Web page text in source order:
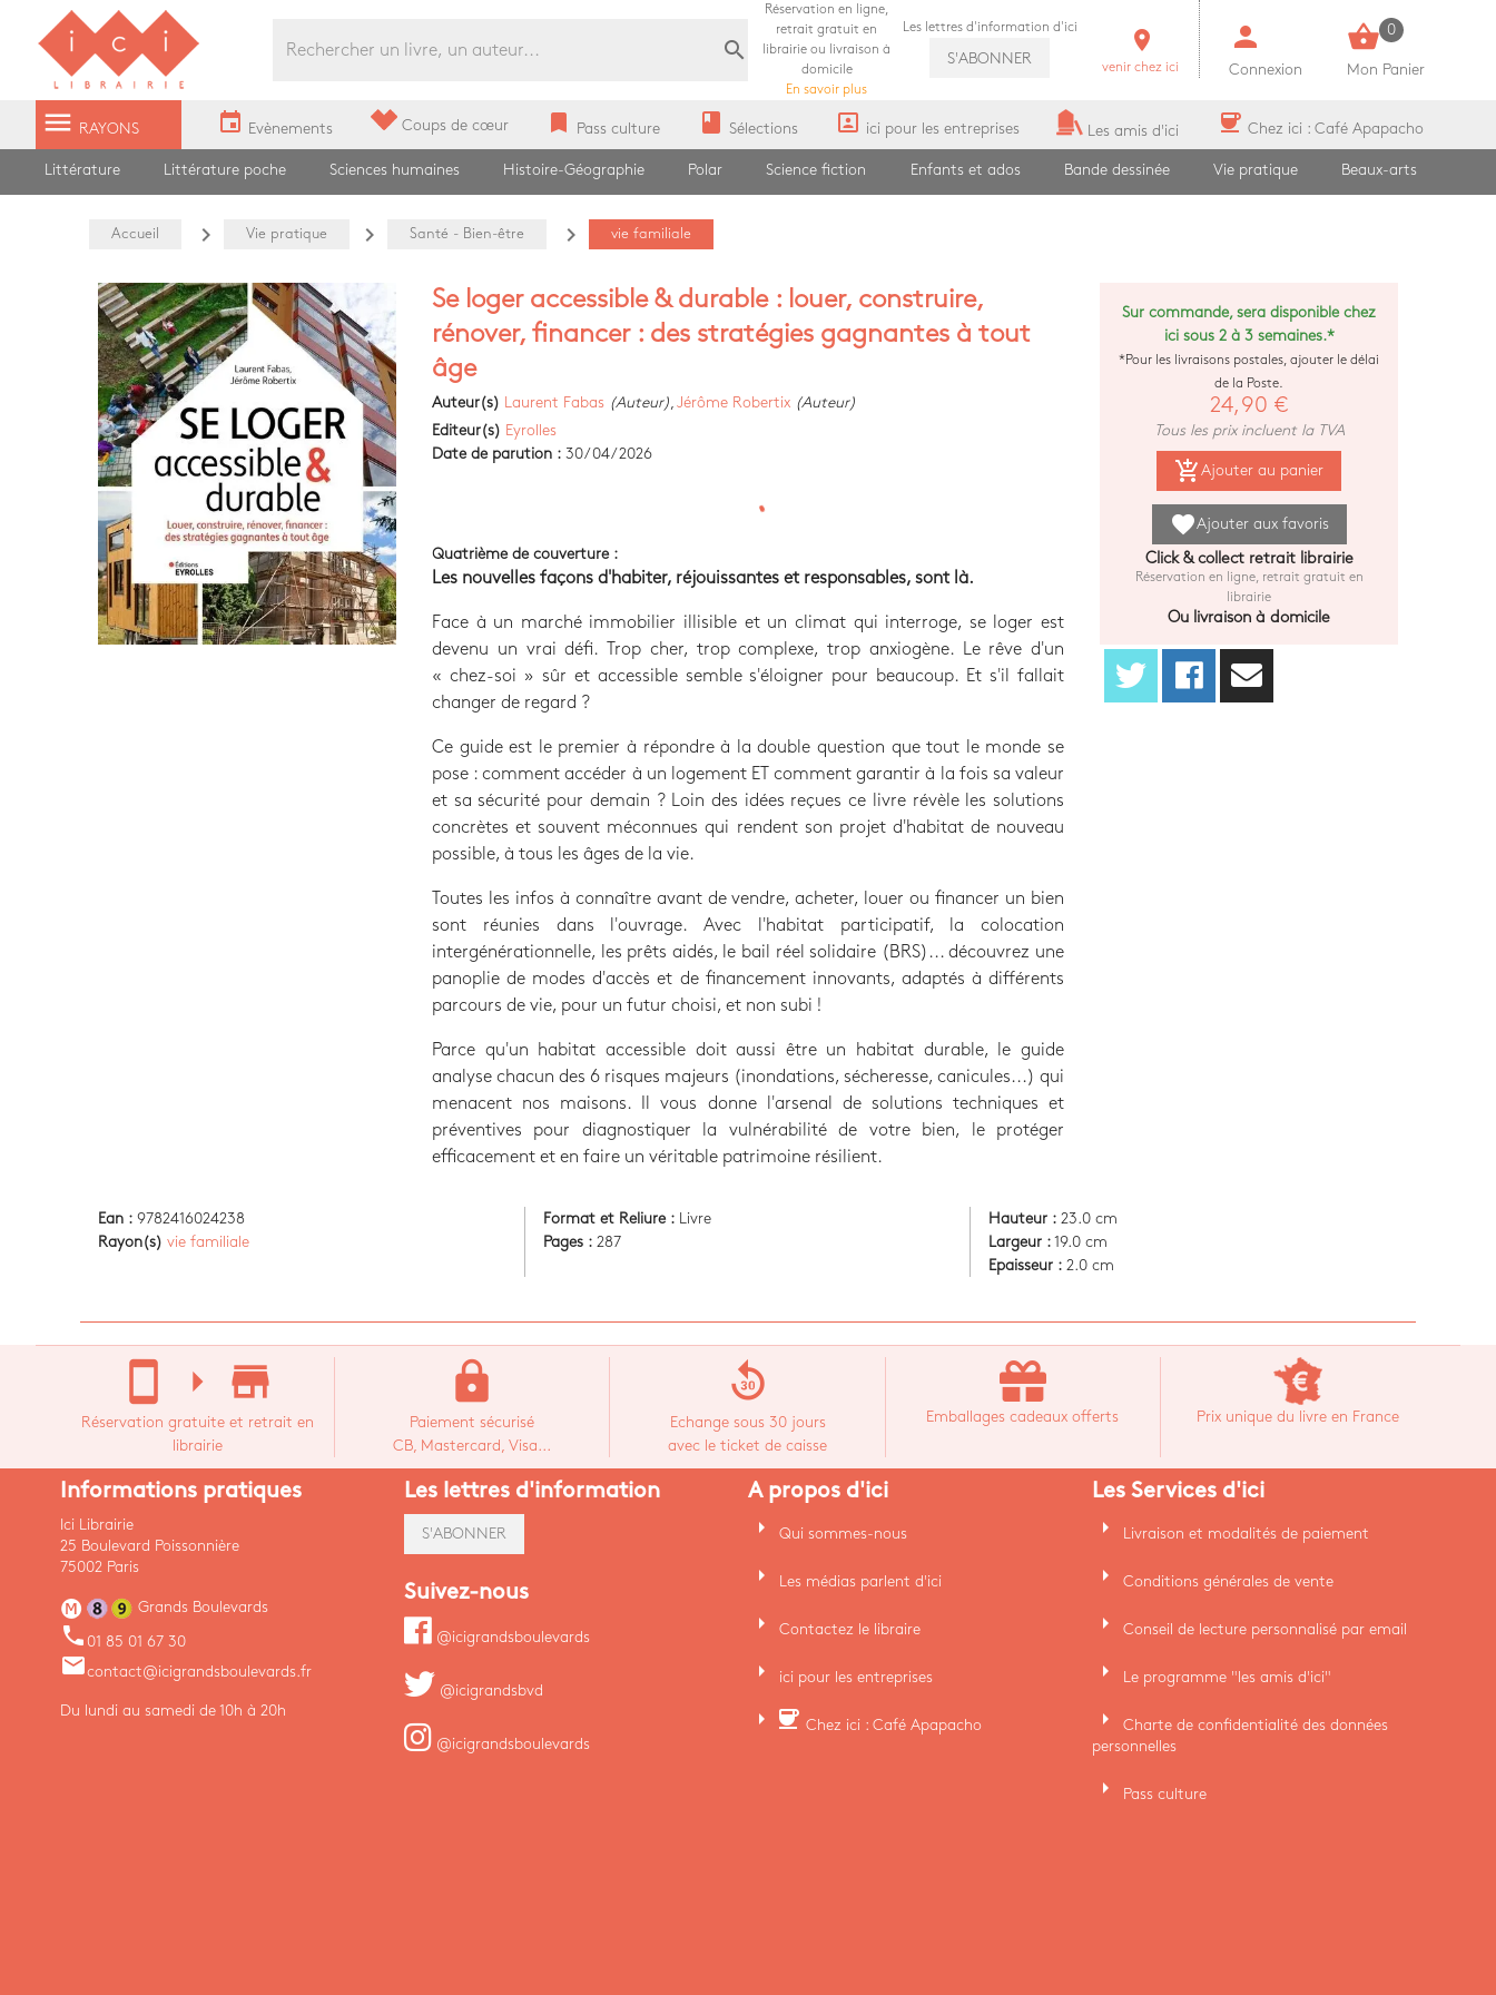
Librairie Ici Grands Boulevards
search
Réservation en ligne,
retrait gratuit en
librairie ou livraison à
domicile
En savoir plus
Les lettres d'information d'ici
S'ABONNER
room
venir chez ici
person
Connexion
shopping_basket 0
Mon Panier
menu RAYONS event Evènements Coups de cœur bookmark Pass culture book Sélections portrait ici pour les entreprises Les amis d'ici coffee Chez ici : Café Apapacho
Littérature Littérature poche Sciences humaines Histoire-Géographie Polar Science fiction Enfants et ados Bande dessinée Vie pratique Beaux-arts
Accueil navigate_next Vie pratique navigate_next Santé - Bien-être navigate_next vie familiale
Se loger accessible & durable : louer, construire,
rénover, financer : des stratégies gagnantes à tout
âge
Auteur(s) Laurent Fabas (Auteur) Jérôme Robertix (Auteur)
Editeur(s) Eyrolles
Date de parution : 30/04/2026
Quatrième de couverture :
Les nouvelles façons d'habiter, réjouissantes et responsables, sont là.
Face à un marché immobilier illisible et un climat qui interroge, se loger est
devenu un vrai défi. Trop cher, trop complexe, trop anxiogène. Le rêve d'un
« chez-soi » sûr et accessible semble s'éloigner pour beaucoup. Et s'il fallait
changer de regard ?
Ce guide est le premier à répondre à la double question que tout le monde se
pose : comment accéder à un logement ET comment garantir à la fois sa valeur
et sa sécurité pour demain ? Loin des idées reçues ce livre révèle les solutions
concrètes et souvent méconnues qui rendent son projet d'habitat de nouveau
possible, à tous les âges de la vie.
Toutes les infos à connaître avant de vendre, acheter, louer ou financer un bien
sont réunies dans l'ouvrage. Avec l'habitat participatif, la colocation
intergénérationnelle, les prêts aidés, le bail réel solidaire (BRS)... découvrez une
panoplie de modes d'accès et de financement innovants, adaptés à différents
parcours de vie, pour un futur choisi, et non subi !
Parce qu'un habitat accessible doit aussi être un habitat durable, le guide
analyse chacun des 6 risques majeurs (inondations, sécheresse, canicules...) qui
menacent nos maisons. Il vous donne l'arsenal de solutions techniques et
préventives pour diagnostiquer la vulnérabilité de votre bien, le protéger
efficacement et en faire un véritable patrimoine résilient.
Sur commande, sera disponible chez
ici sous 2 à 3 semaines.*
*Pour les livraisons postales, ajouter le délai
de la Poste.
24,90 €
Tous les prix incluent la TVA
add_shopping_cart Ajouter au panier
favoriteAjouter aux favoris
Click & collect retrait librairie
Réservation en ligne, retrait gratuit en
librairie
Ou livraison à domicile
Ean : 9782416024238
Rayon(s) vie familiale
Format et Reliure :
Livre
Pages : 287
Hauteur : 23.0 cm
Largeur : 19.0 cm
Epaisseur : 2.0 cm
stay_current_portrait arrow_right store_mall_directory
Réservation gratuite et retrait en
librairie
lock
Paiement sécurisé
CB, Mastercard, Visa...
replay_30
Echange sous 30 jours
avec le ticket de caisse
Emballages cadeaux offerts Prix unique du livre en France
Informations pratiques
Ici Librairie
25 Boulevard Poissonnière
75002 Paris
Grands Boulevards
phone 01 85 01 67 30
emailcontact@icigrandsboulevards.fr
Du lundi au samedi de 10h à 20h
Les lettres d'information
S'ABONNER
Suivez-nous
@icigrandsboulevards
@icigrandsbvd
@icigrandsboulevards
A propos d'ici
arrow_right Qui sommes-nous
arrow_right Les médias parlent d'ici
arrow_right Contactez le libraire
arrow_right ici pour les entreprises
arrow_right coffee Chez ici : Café Apapacho
Les Services d'ici
arrow_right Livraison et modalités de paiement
arrow_right Conditions générales de vente
arrow_right Conseil de lecture personnalisé par email
arrow_right Le programme "les amis d'ici"
arrow_right
Charte de confidentialité des données
personnelles
arrow_right Pass culture